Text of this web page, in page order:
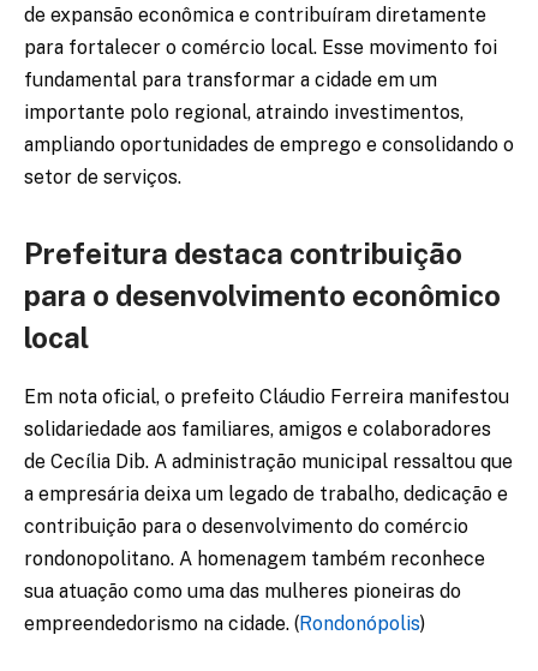
de expansão econômica e contribuíram diretamente
para fortalecer o comércio local. Esse movimento foi
fundamental para transformar a cidade em um
importante polo regional, atraindo investimentos,
ampliando oportunidades de emprego e consolidando o
setor de serviços.
Prefeitura destaca contribuição
para o desenvolvimento econômico
local
Em nota oficial, o prefeito Cláudio Ferreira manifestou
solidariedade aos familiares, amigos e colaboradores
de Cecília Dib. A administração municipal ressaltou que
a empresária deixa um legado de trabalho, dedicação e
contribuição para o desenvolvimento do comércio
rondonopolitano. A homenagem também reconhece
sua atuação como uma das mulheres pioneiras do
empreendedorismo na cidade. (Rondonópolis)